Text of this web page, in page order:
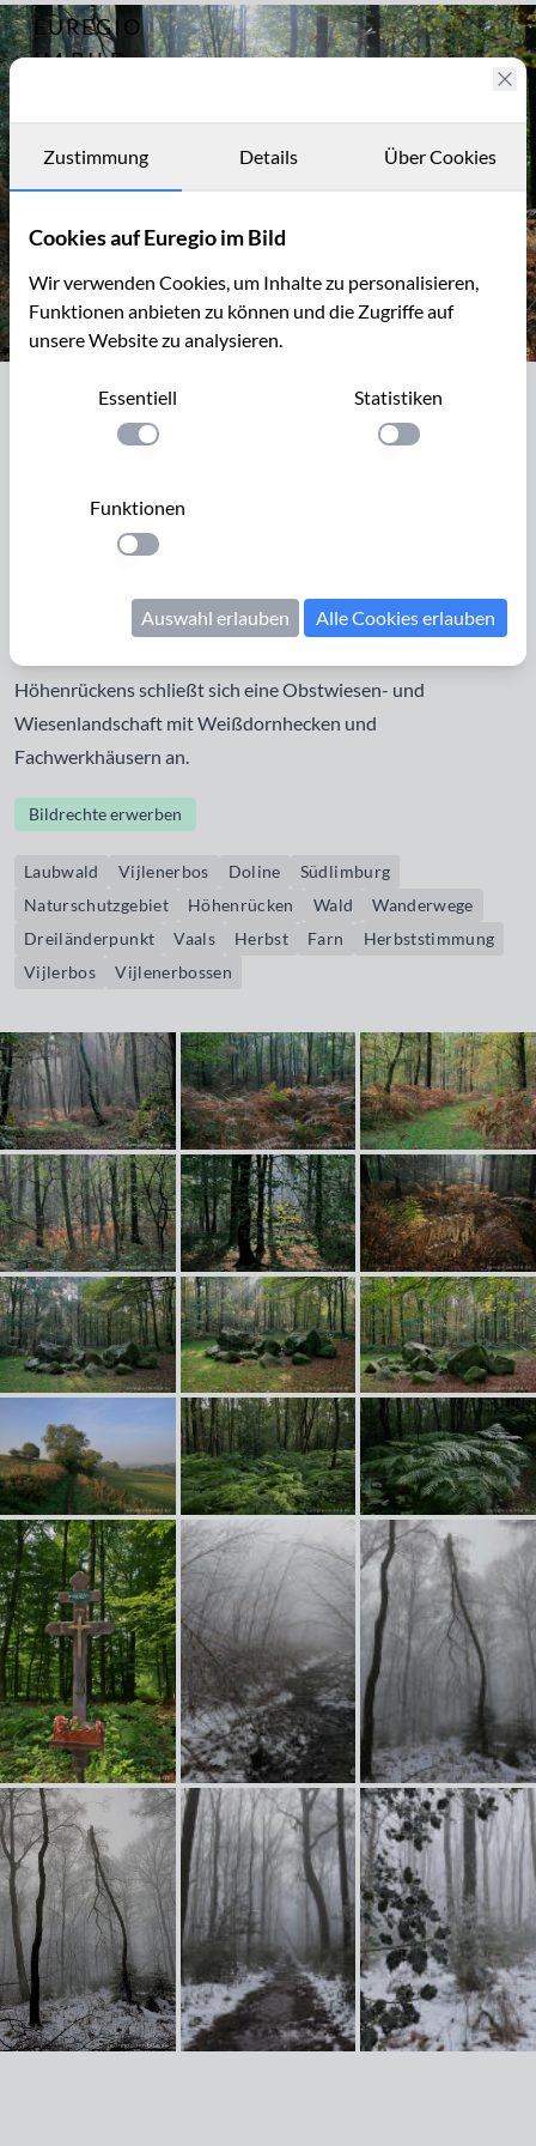
EUREGIO
IM BILD
Archiv
Kontakt
Archiv 2670
Morgenstimmung im Vijlenerbos
vom Dreiländerpunkt südlich von Vaals (NL) nach Nord-
Westen erstreckt. Die Entstehung einer merkwürdigen
Einsturzkrater (Dolinen) werden auf Informationstafeln
Höhenrückens schließt sich eine Obstwiesen- und
Wiesenlandschaft mit Weißdornhecken und
Fachwerkhäusern an.
Bildrechte erwerben
Laubwald Vijlenerbos Doline
Südlimburg
Naturschutzgebiet
Höhenrücken Wald
Wanderwege
Dreiländerpunkt
Vaals Herbst Farn
Herbststimmung
Vijlerbos
Vijlenerbossen
Zustimmung Details Über Cookies
Cookies auf Euregio im Bild
Wir verwenden Cookies, um Inhalte zu personalisieren,
Funktionen anbieten zu können und die Zugriffe auf
unsere Website zu analysieren.
Essentiell
Einstellung anwenden
Statistiken
Einstellung
Funktionen
Einstellung anwenden
Auswahl erlauben Alle Cookies erlauben